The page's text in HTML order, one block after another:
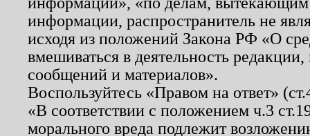
информации, распространитель не
исходя из положений Закона РФ «О
вмешиваться в деятельность
сообщений и материалов».
Воспользуйтесь «Правом на ответ»
«В соответствии с положением ч.3
морального вреда подлежит